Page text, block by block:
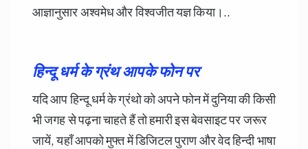
आज्ञानुसार अश्वमेध और विश्वजीत यज्ञ किया।..
हिन्दू धर्म के ग्रंथ आपके फोन पर
यदि आप हिन्दू धर्म के ग्रंथो को अपने फोन में दुनिया की किसी
भी जगह से पढ़ना चाहते हैं तो हमारी इस बेवसाइट पर जरूर
जायें, यहाँ आपको मुफ्त में डिजिटल पुराण और वेद हिन्दी भाषा